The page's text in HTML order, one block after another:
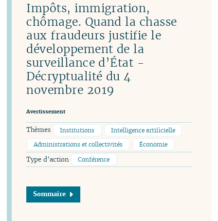
Impôts, immigration,
chômage. Quand la chasse
aux fraudeurs justifie le
développement de la
surveillance d’État -
Décryptualité du 4
novembre 2019
Avertissement
Thèmes Institutions
Intelligence artificielle
Administrations et collectivités
Économie
Type d’action Conférence
Sommaire